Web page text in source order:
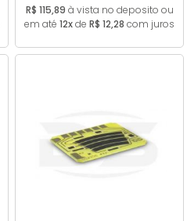
R$ 115,89 à vista no deposito ou
em até 12xde R$ 12,28 com juros